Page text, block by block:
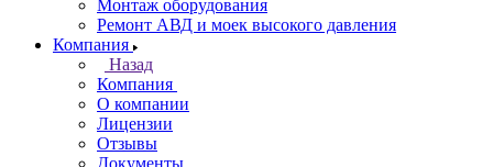
Монтаж оборудования
Ремонт АВД и моек высокого давления
Компания
Назад
Компания
О компании
Лицензии
Отзывы
Документы